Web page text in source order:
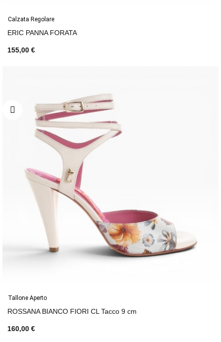
Calzata Regolare
ERIC PANNA FORATA
155,00 €
Tallone Aperto
ROSSANA BIANCO FIORI CL Tacco 9 cm
160,00 €